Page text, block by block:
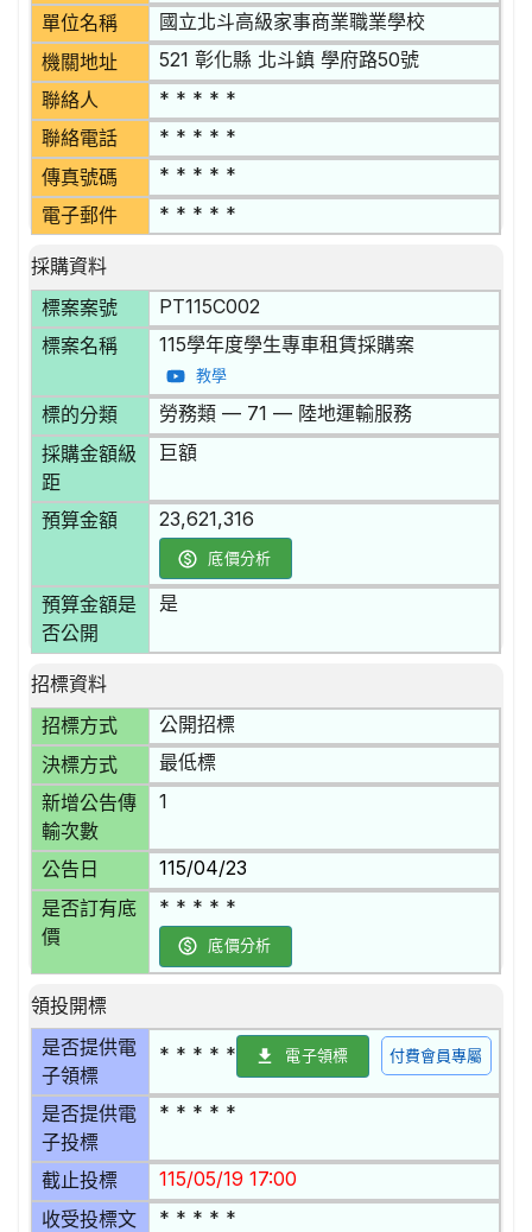
單位名稱 國立北斗高級家事商業職業學校
機關地址 521 彰化縣 北斗鎮 學府路50號
聯絡人 * * * * *
聯絡電話 * * * * *
傳真號碼 * * * * *
電子郵件 * * * * *
採購資料
標案案號
PT115C002
標案名稱 115學年度學生專車租賃採購案
教學
標的分類 勞務類 — 71 — 陸地運輸服務
採購金額級
距
巨額
預算金額 23,621,316
底價分析
預算金額是
否公開
是
招標資料
招標方式
公開招標
決標方式 最低標
新增公告傳
輸次數
1
公告日 115/04/23
是否訂有底
價
* * * * *
底價分析
領投開標
是否提供電
子領標
* * * * * 電子領標 付費會員專屬
是否提供電
子投標
* * * * *
截止投標 115/05/19 17:00
收受投標文
* * * * *